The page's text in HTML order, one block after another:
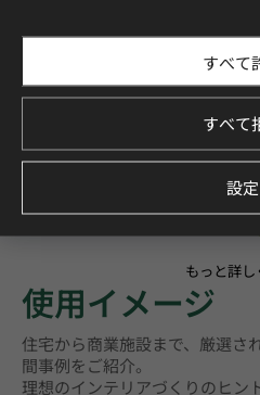
もっと詳し
使用イメージ
住宅から商業施設まで、厳選さ
間事例をご紹介。
理想のインテリアづくりのヒン
すべて
すべて
設定